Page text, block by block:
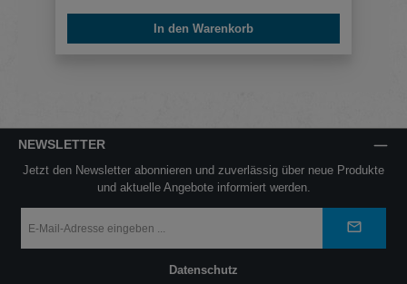
In den Warenkorb
NEWSLETTER
Jetzt den Newsletter abonnieren und zuverlässig über neue Produkte
und aktuelle Angebote informiert werden.
Mail-
*
Datenschutz